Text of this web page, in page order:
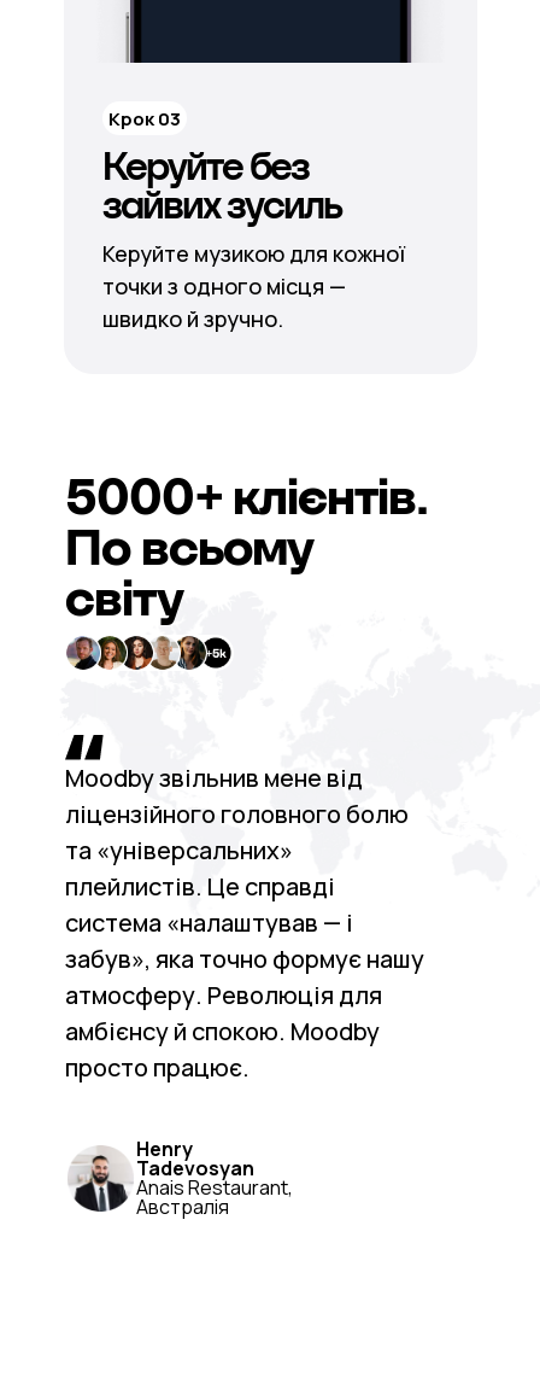
Керуйте без
зайвих зусиль
Керуйте музикою для кожної
точки з одного місця —
швидко й зручно.
Крок 03
Moodby звільнив мене від
ліцензійного головного болю
та «універсальних»
плейлистів. Це справді
система «налаштував — і
забув», яка точно формує нашу
атмосферу. Революція для
амбієнсу й спокою. Moodby
просто працює.
Henry
Tadevosyan
Anais Restaurant,
Австралія
5000+ клієнтів.
По всьому
світу